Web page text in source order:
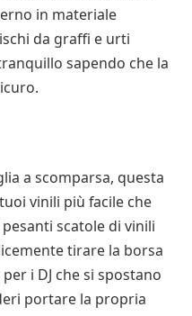
in materiale
da graffi e urti
sapendo che la
a scomparsa, questa
vinili più facile che
scatole di vinili
tirare la borsa
i DJ che si spostano
portare la propria